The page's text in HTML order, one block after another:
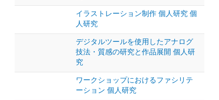
イラストレーション制作 個人研究 個
人研究
デジタルツールを使用したアナログ
技法・質感の研究と作品展開 個人研
究
ワークショップにおけるファシリテ
ーション 個人研究